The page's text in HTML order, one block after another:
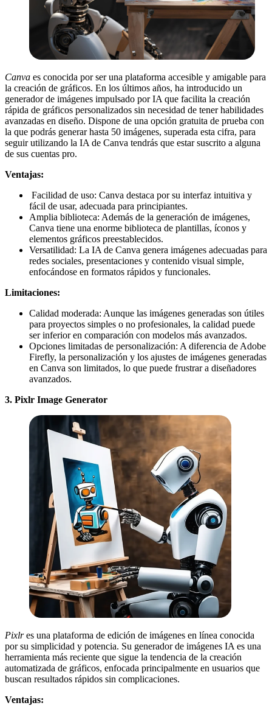
Canva es conocida por ser una plataforma accesible y amigable para
la creación de gráficos. En los últimos años, ha introducido un
generador de imágenes impulsado por IA que facilita la creación
rápida de gráficos personalizados sin necesidad de tener habilidades
avanzadas en diseño. Dispone de una opción gratuita de prueba con
la que podrás generar hasta 50 imágenes, superada esta cifra, para
seguir utilizando la IA de Canva tendrás que estar suscrito a alguna
de sus cuentas pro.
Ventajas:
Facilidad de uso: Canva destaca por su interfaz intuitiva y
fácil de usar, adecuada para principiantes.
Amplia biblioteca: Además de la generación de imágenes,
Canva tiene una enorme biblioteca de plantillas, íconos y
elementos gráficos preestablecidos.
Versatilidad: La IA de Canva genera imágenes adecuadas para
redes sociales, presentaciones y contenido visual simple,
enfocándose en formatos rápidos y funcionales.
Limitaciones:
Calidad moderada: Aunque las imágenes generadas son útiles
para proyectos simples o no profesionales, la calidad puede
ser inferior en comparación con modelos más avanzados.
Opciones limitadas de personalización: A diferencia de Adobe
Firefly, la personalización y los ajustes de imágenes generadas
en Canva son limitados, lo que puede frustrar a diseñadores
avanzados.
3. Pixlr Image Generator
Pixlres una plataforma de edición de imágenes en línea conocida
por su simplicidad y potencia. Su generador de imágenes IA es una
herramienta más reciente que sigue la tendencia de la creación
automatizada de gráficos, enfocada principalmente en usuarios que
buscan resultados rápidos sin complicaciones.
Ventajas: